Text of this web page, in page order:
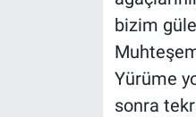
bizim
Yürüme
sonra